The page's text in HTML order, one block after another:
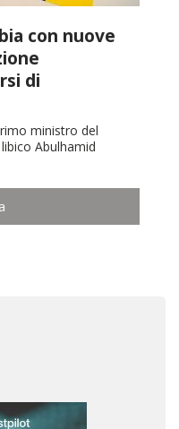
con nuove
di
ministro del
Abulhamid